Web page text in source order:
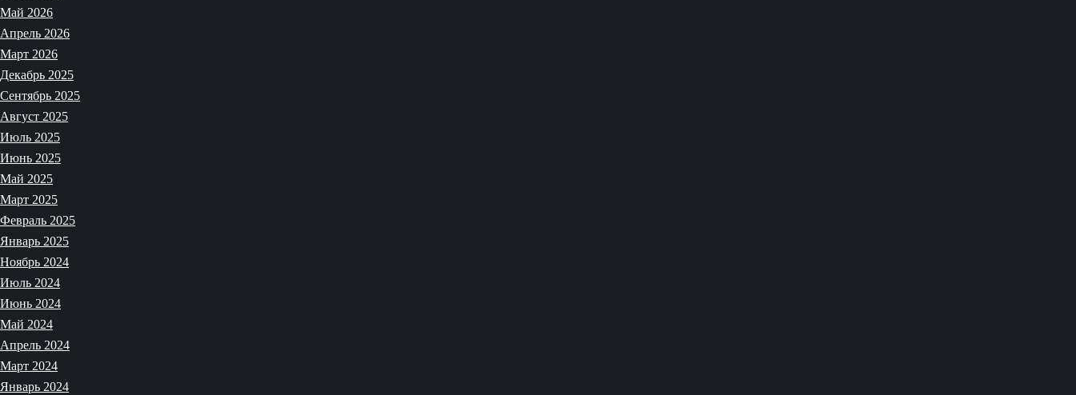
Май 2026
Апрель 2026
Март 2026
Декабрь 2025
Сентябрь 2025
Август 2025
Июль 2025
Июнь 2025
Май 2025
Март 2025
Февраль 2025
Январь 2025
Ноябрь 2024
Июль 2024
Июнь 2024
Май 2024
Апрель 2024
Март 2024
Январь 2024